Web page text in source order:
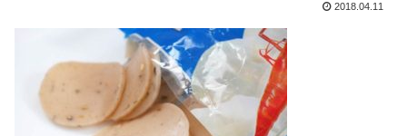
2018.04.11